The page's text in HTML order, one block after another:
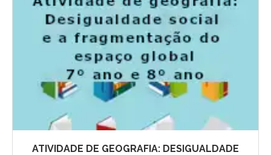
ATIVIDADE DE GEOGRAFIA: DESIGUALDADE